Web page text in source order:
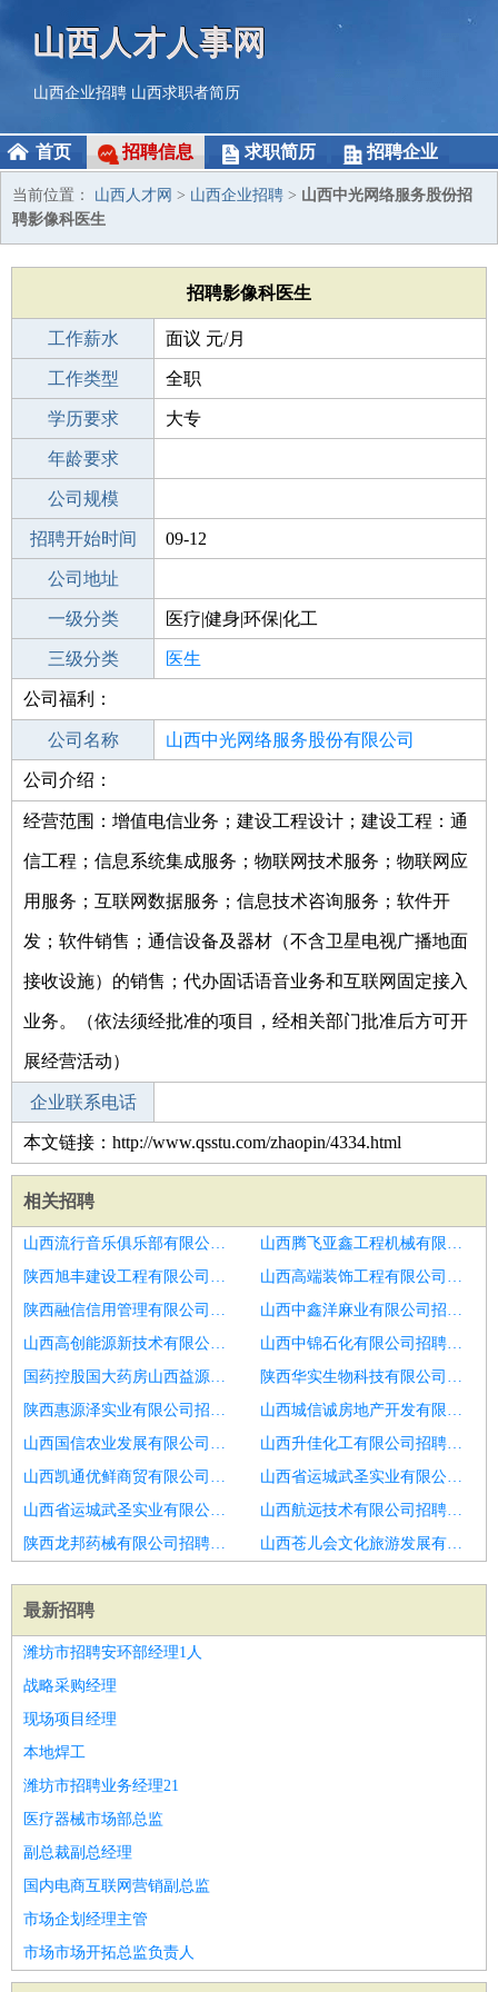
山西人才人事网
山西企业招聘 山西求职者简历
首页 招聘信息 求职简历 招聘企业
当前位置： 山西人才网 > 山西企业招聘 > 山西中光网络服务股份招
聘影像科医生
招聘影像科医生
工作薪水 面议 元/月
招聘人数 若干
工作类型 全职
性别要求 -
学历要求 大专
工作经验
年龄要求
工作地点
公司规模
公司电话
招聘开始时间 09-12
招聘结束时间
公司地址
一级分类 医疗|健身|环保|化工
二级分类 医疗/护理
三级分类 医生
其他行业
公司福利：
公司名称 山西中光网络服务股份有限公司
公司类型
股)
公司介绍：
经营范围：增值电信业务；建设工程设计；建设工程：通
信工程；信息系统集成服务；物联网技术服务；物联网应
用服务；互联网数据服务；信息技术咨询服务；软件开
发；软件销售；通信设备及器材（不含卫星电视广播地面
接收设施）的销售；代办固话语音业务和互联网固定接入
业务。（依法须经批准的项目，经相关部门批准后方可开
展经营活动）
企业联系电话
本文链接：http://www.qsstu.com/zhaopin/4334.html
相关招聘
山西流行音乐俱乐部有限公司招聘外科
山西腾飞亚鑫工程机械有限公司招聘高端口腔诊所招聘年轻车瓷技师
陕西旭丰建设工程有限公司招聘中医医生
山西高端装饰工程有限公司招聘康复治疗师
陕西融信信用管理有限公司招聘口腔医生,实习
山西中鑫洋麻业有限公司招聘中医医生
山西高创能源新技术有限公司招聘口腔执业医师
山西中锦石化有限公司招聘实习
国药控股国大药房山西益源连锁有限公司晋中颐景水宫店招聘外科
陕西华实生物科技有限公司招聘呼吸内科,内科全科医生
陕西惠源泽实业有限公司招聘中医医生
山西城信诚房地产开发有限公司招聘医生办公室医生
山西国信农业发展有限公司招聘病理科诊断医生
山西升佳化工有限公司招聘临床医生
山西凯通优鲜商贸有限公司招聘疼痛医师
山西省运城武圣实业有限公司招聘口腔应届毕业生
山西省运城武圣实业有限公司招聘外科主任医师
山西航远技术有限公司招聘临床医生
陕西龙邦药械有限公司招聘病理科诊断医生
山西苍儿会文化旅游发展有限公司招聘口腔医生
最新招聘
潍坊市招聘安环部经理1人
战略采购经理
现场项目经理
本地焊工
潍坊市招聘业务经理21
医疗器械市场部总监
副总裁副总经理
国内电商互联网营销副总监
市场企划经理主管
市场市场开拓总监负责人